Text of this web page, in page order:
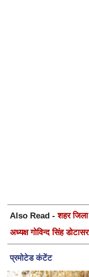
Also Read -शहर
अध्यक्ष गोविन्द सिंह